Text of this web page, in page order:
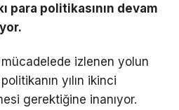
para politikasının devam
izlenen yolun
yılın ikinci
gerektiğine inanıyor.